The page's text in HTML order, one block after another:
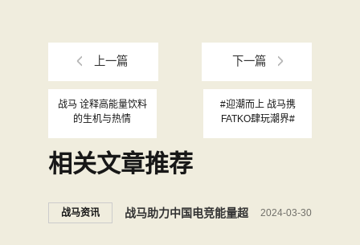
上一篇
战马 诠释高能量饮料
的生机与热情
下一篇
#迎潮而上 战马携
FATKO肆玩潮界#
相关文章推荐
战马资讯 战马助力中国电竞能量超 2024-03-30